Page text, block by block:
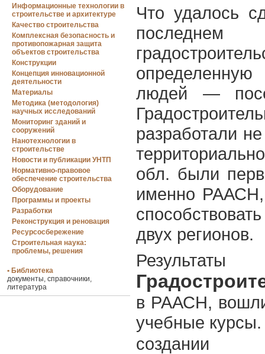
Информационные технологии в
строительстве и архитектуре
Качество строительства
Комплексная безопасность и
противопожарная защита
объектов строительства
Конструкции
Концепция инновационной
деятельности
Материалы
Методика (методология)
научных исследований
Мониторинг зданий и
сооружений
Нанотехнологии в
строительстве
Новости и публикации УНТП
Нормативно-правовое
обеспечение строительства
Оборудование
Программы и проекты
Разработки
Реконструкция и реновация
Ресурсосбережение
Строительная наука:
проблемы, решения
• Библиотека
документы, справочники,
литература
Что удалось
людей —
разработали
обл. были
именно РААСН,
двух регионов.
в РААСН,
учебные